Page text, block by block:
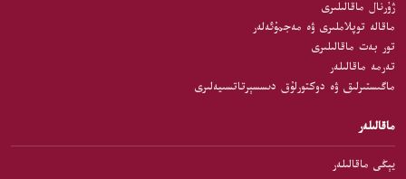
ژۇرنال ماقالىلىرى
ماقالە توپلاملىرى ۋە مەجمۇئەلەر
تور بەت ماقالىلىرى
تەرمە ماقالىلەر
ماگىستىرلىق ۋە دوكتورلۇق دىسسېرتاتسىيەلىرى
ماقالىلەر
يېڭى ماقالىلەر